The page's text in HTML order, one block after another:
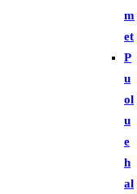
m
et
P
u
ol
u
e
h
al